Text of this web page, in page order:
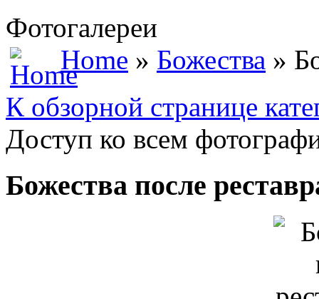
Фотогалереи
Home » Божества »
К обзорной странице
Доступ ко всем
Божества после